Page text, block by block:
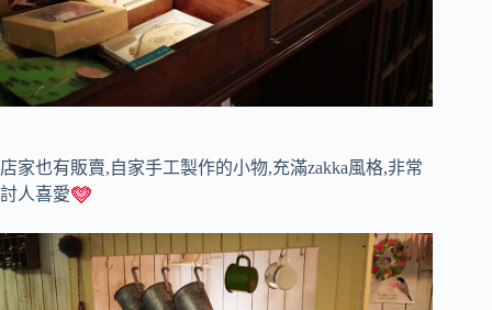
店家也有販賣,自家手工製作的小物,充滿zakka風格,非常
討人喜愛